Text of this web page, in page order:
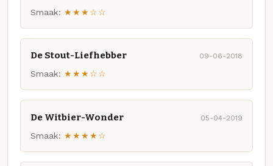
Smaak: ★★★☆☆
De Stout-Liefhebber 09-06-2018
Smaak: ★★★☆☆
De Witbier-Wonder 05-04-2019
Smaak: ★★★★☆